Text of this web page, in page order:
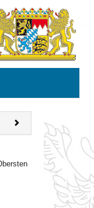
VorherigesNächstes
Dokument